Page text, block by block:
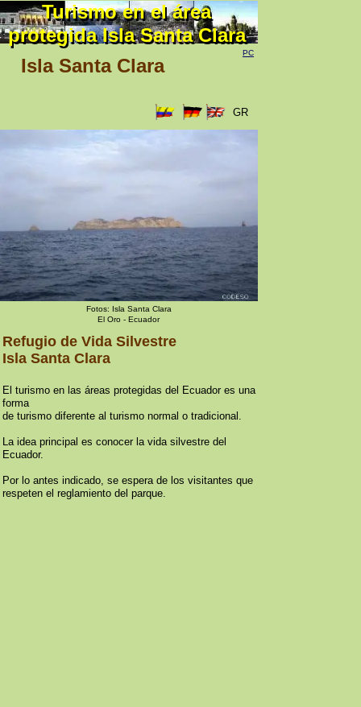
PC
El turismo en las áreas protegidas del Ecuador es una
forma
de turismo diferente al turismo normal o tradicional.
La idea principal es conocer la vida silvestre del
Ecuador.
Por lo antes indicado, se espera de los visitantes que
respeten el reglamiento del parque.
Refugio de Vida Silvestre
Isla Santa Clara
Turismo en el área
protegida Isla Santa Clara
Turismo en el área
protegida Isla Santa Clara
Fotos: Isla Santa Clara
El Oro - Ecuador
Isla Santa Clara
GR